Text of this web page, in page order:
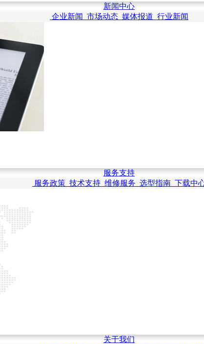
新闻中心
企业新闻 市场动态 媒体报道 行业新闻
服务支持
服务政策 技术支持 维修服务 选型指南 下载中
关于我们